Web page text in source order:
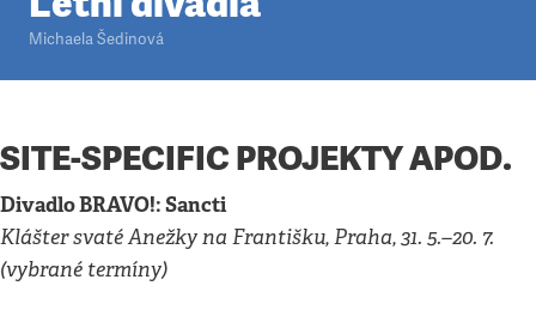
Michaela Šedinová
SITE-SPECIFIC PROJEKTY APOD.
Divadlo BRAVO!: Sancti
Klášter svaté Anežky na Františku, Praha, 31. 5.–20. 7.
(vybrané termíny)